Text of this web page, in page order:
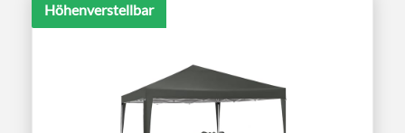
Höhenverstellbar